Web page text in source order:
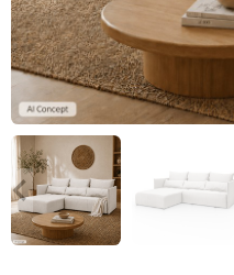
Poprzedni